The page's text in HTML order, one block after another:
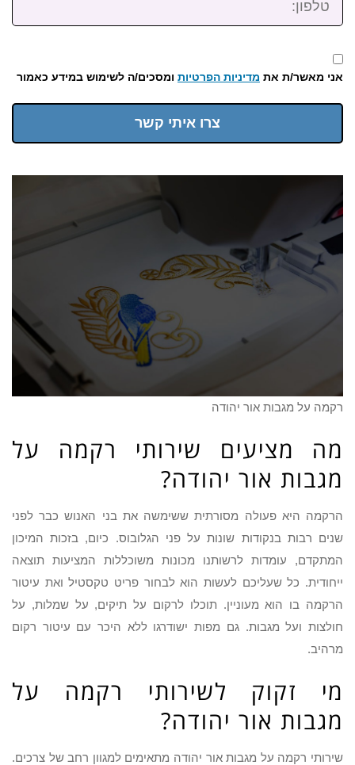
אני מאשר/ת את מדיניות הפרטיות ומסכים/ה לשימוש במידע כאמור
צרו איתי קשר
רקמה על מגבות אור יהודה
מה מציעים שירותי רקמה על
מגבות אור יהודה?
הרקמה היא פעולה מסורתית ששימשה את בני האנוש כבר לפני
שנים רבות בנקודות שונות על פני הגלובוס. כיום, בזכות המיכון
המתקדם, עומדות לרשותנו מכונות משוכללות המציעות תוצאה
ייחודית. כל שעליכם לעשות הוא לבחור פריט טקסטיל ואת עיטור
הרקמה בו הוא מעוניין. תוכלו לרקום על תיקים, על שמלות, על
חולצות ועל מגבות. גם מפות ישודרגו ללא היכר עם עיטור רקום
מרהיב.
מי זקוק לשירותי רקמה על
מגבות אור יהודה?
שירותי רקמה על מגבות אור יהודה מתאימים למגוון רחב של צרכים.